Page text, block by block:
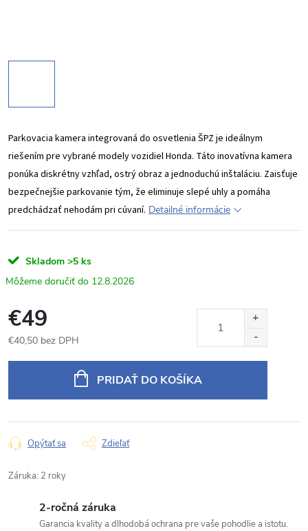
Parkovacia kamera integrovaná do osvetlenia ŠPZ je ideálnym
riešením pre vybrané modely vozidiel Honda. Táto inovatívna kamera
ponúka diskrétny vzhľad, ostrý obraz a jednoduchú inštaláciu. Zaisťuje
bezpečnejšie parkovanie tým, že eliminuje slepé uhly a pomáha
predchádzať nehodám pri cúvaní. Detailné informácie
Skladom >5 ks
12.8.2026
€49
€40,50 bez DPH
PRIDAŤ DO KOŠÍKA
Opýtať sa Zdieľať
Záruka: 2 roky
2-ročná záruka
Garancia kvality a dlhodobá ochrana pre vaše pohodlie a istotu.